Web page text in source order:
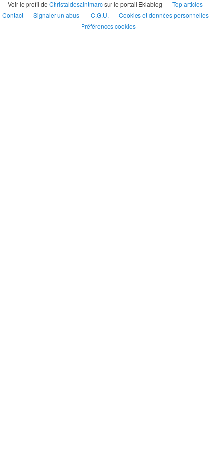
Voir le profil deChristaldesaintmarcsur le portail Eklablog
Top articles
Contact
Signaler un abus C.G.U.
Cookies et données personnelles
Préférences cookies